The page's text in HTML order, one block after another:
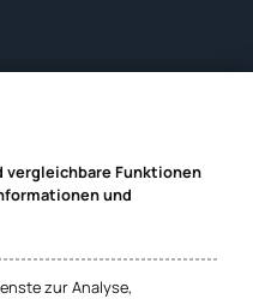
vergleichbare Funktionen
und
zur Analyse,